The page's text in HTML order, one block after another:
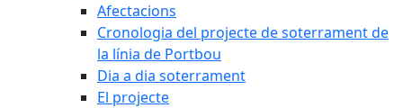
Afectacions
Cronologia del projecte de soterrament de
la línia de Portbou
Dia a dia soterrament
El projecte